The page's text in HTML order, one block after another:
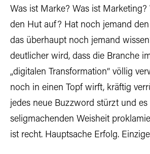
Was ist Marke? Was ist Marketing?
den Hut auf? Hat noch jemand
das überhaupt noch jemand
deutlicher wird, dass die Branche
„digitalen Transformation“ völlig
noch in einen Topf wirft, kräftig
jedes neue Buzzword stürzt und
seligmachenden Weisheit
ist recht. Hauptsache Erfolg.